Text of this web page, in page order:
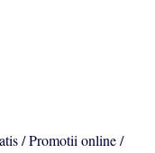
/ Promotii online /